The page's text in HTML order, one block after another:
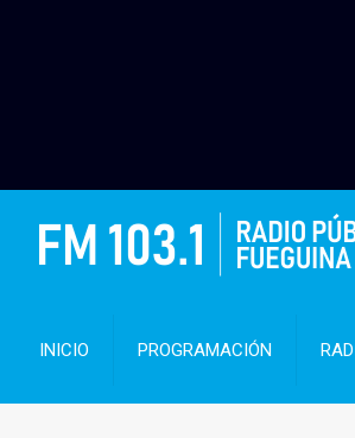
INICIO PROGRAMACIÓN